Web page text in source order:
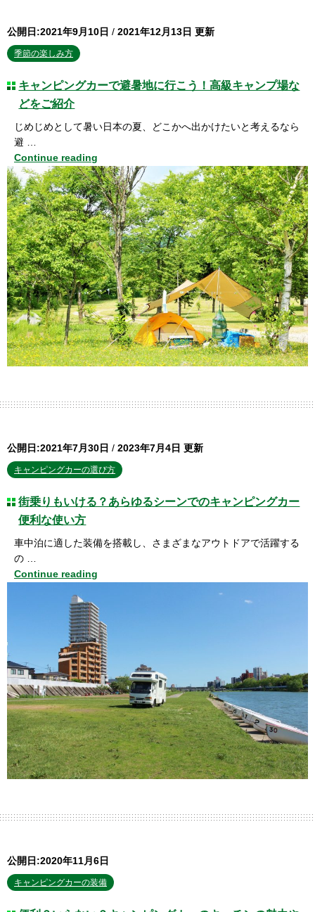
公開日:2021年9月10日 / 2021年12月13日 更新
季節の楽しみ方
キャンピングカーで避暑地に行こう！高級キャンプ場な
どをご紹介
じめじめとして暑い日本の夏、どこかへ出かけたいと考えるなら
避 …
Continue reading
公開日:2021年7月30日 / 2023年7月4日 更新
キャンピングカーの選び方
街乗りもいける？あらゆるシーンでのキャンピングカー
便利な使い方
車中泊に適した装備を搭載し、さまざまなアウトドアで活躍する
の …
Continue reading
公開日:2020年11月6日
キャンピングカーの装備